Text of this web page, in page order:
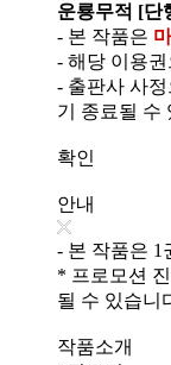
운룡무적 [단
- 본 작품은
- 해당 이용
- 출판사 사
기 종료될 수
확인
안내
- 본 작품은 1
* 프로모션
될 수 있습니
작품소개